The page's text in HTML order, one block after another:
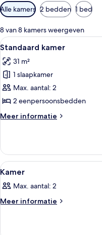
Beschikbare
filters
voor
kamers
Alle kamers 2 bedden 1 bed
8 van 8 kamers weergeven
Alle
foto's
voor
Standaard
kamer
laden
7
Standaard kamer
31 m²
1 slaapkamer
Max. aantal: 2
2 eenpersoonsbedden
Meer informatie
Meer
kamer
Alle
foto's
voor
Kamer
1
Kamer
Max. aantal: 2
Meer informatie
Meer